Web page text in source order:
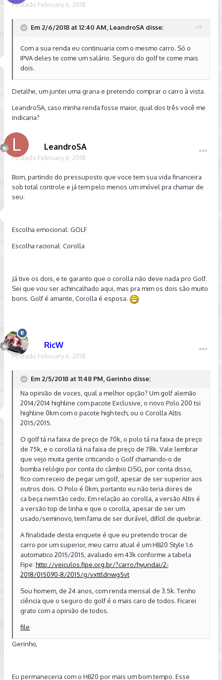
Postado February 6, 2018
Em 2/6/2018 at 12:40 AM, LeandroSA disse:
Com a sua renda eu continuaria com o mesmo carro. Só o
IPVA deles te come um salário. Seguro do golf te come mais
dois.
Detalhe, um juntei uma grana e pretendo comprar o carro à vista.
LeandroSA, caso minha renda fosse maior, qual dos três você me
indicaria?
LeandroSA
Postado February 6, 2018
Bom, partindo do pressuposto que voce tem sua vida financeira
sob total controle e já tem pelo menos um imóvel pra chamar de
seu:
Escolha emocional: GOLF
Escolha racional: Corolla
Já tive os dois, e te garanto que o corolla não deve nada pro Golf.
Sei que vou ser achincalhado aqui, mas pra mim os dois são muito
bons. Golf é amante, Corolla é esposa.
RicW
Postado February 6, 2018
Em 2/5/2018 at 11:48 PM, Gerinho disse:
Na opinião de voces, qual a melhor opção? Um golf alemão
2014/2014 highline com pacote Exclusive, o novo Polo 200 tsi
highline 0km com o pacote high tech, ou o Corolla Altis
2015/2015.
O golf tá na faixa de preço de 70k, o polo tá na faixa de preço
de 75k, e o corolla tá na faixa de preço de 78k. Vale lembrar
que vejo muita gente criticando o Golf chamando-o de
bomba relógio por conta do câmbio DSG, por conta disso,
fico com receio de pegar um golf, apesar de ser superior aos
outros dois. O Polo é 0km, portanto eu não teria dores de
ca beça nem tão cedo. Em relação ao corolla, a versão Altis é
a versão top de linha e que o corolla, apesar de ser um
usado/seminovo, tem fama de ser durável, difícil de quebrar.
A finalidade desta enquete é que eu pretendo trocar de
carro por um superior, meu carro atual é um HB20 Style 1.6
automatico 2015/2015, avaliado em 43k conforme a tabela
Fipe: http://veiculos.fipe.org.br/?carro/hyundai/2-
2018/015090-8/2015/g/vxttldnwg5vt
Sou homem, de 24 anos, com renda mensal de 3.5k. Tenho
ciência que o seguro do golf é o mais caro de todos. Ficarei
grato com a opinião de todos.
file
Gerinho,
Eu permaneceria com o HB20 por mais um bom tempo. Esse